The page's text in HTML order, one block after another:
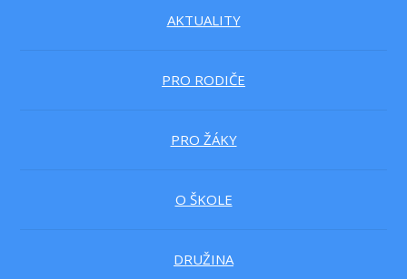
AKTUALITY
PRO RODIČE
PRO ŽÁKY
O ŠKOLE
DRUŽINA